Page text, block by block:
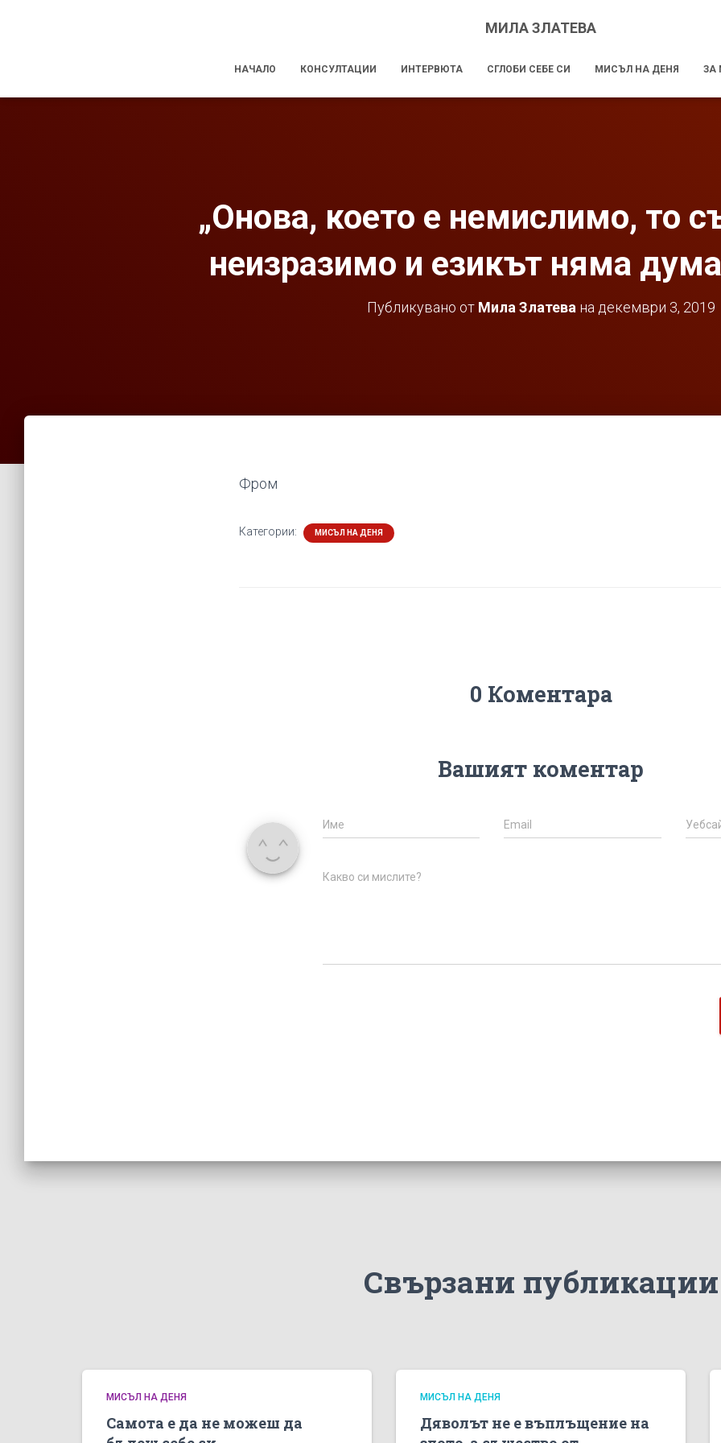
МИЛА ЗЛАТЕВА
НАЧАЛО КОНСУЛТАЦИИ ИНТЕРВЮТА СГЛОБИ СЕБЕ СИ МИСЪЛ НА ДЕНЯ ЗА
„Онова, което е немислимо, то
неизразимо и езикът няма дума
Публикувано от Мила Златева на декември 3, 2019
Фром
Категории: МИСЪЛ НА ДЕНЯ
0 Коментара
Вашият коментар
Име Email
Какво си мислите?
Свързани публикации
МИСЪЛ НА ДЕНЯ
Самота е да не можеш да
МИСЪЛ НА ДЕНЯ
Дяволът не е въплъщение на